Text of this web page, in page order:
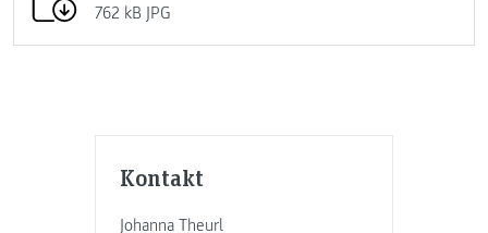
Kontakt
Johanna Theurl
762 kB JPG